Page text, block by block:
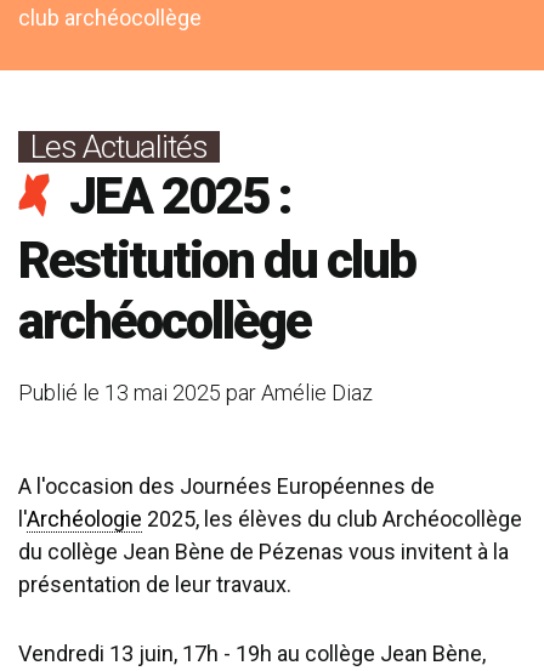
club archéocollège
Les Actualités
JEA 2025 :
Restitution du club
archéocollège
Publié le 13 mai 2025 parAmélie Diaz
A l'occasion des Journées Européennes de
l'Archéologie 2025, les élèves du club Archéocollège
du collège Jean Bène de Pézenas vous invitent à la
présentation de leur travaux.
Vendredi 13 juin, 17h - 19h au collège Jean Bène,